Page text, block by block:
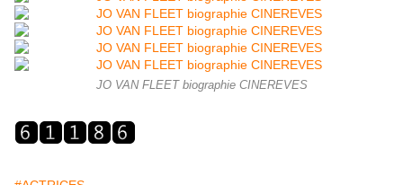
JO VAN FLEET biographie CINEREVES